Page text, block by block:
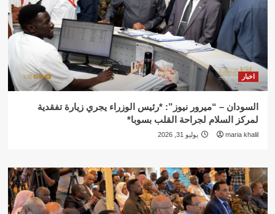
اخبار
السودان – “ميرور نيوز”: *رئيس الوزراء يجري زيارة تفقدية
لمركز السلام لجراحة القلب بسوبا*
maria khalil يوليو 31, 2026